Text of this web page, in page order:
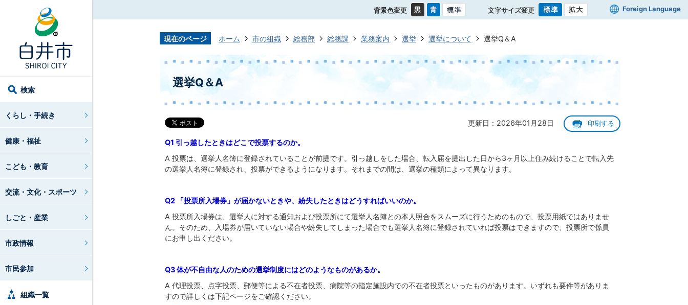
検索
くらし・手続き
健康・福祉
こども・教育
交流・文化・スポーツ
しごと・産業
市政情報
市民参加
組織一覧
背景色変更 文字サイズ変更 Foreign Language
現在のページ ホーム 市の組織 総務部 総務課 業務案内 選挙 選挙について 選挙Q＆A
選挙Q＆A
更新日：2026年01月28日 印刷する
Q1 引っ越したときはどこで投票するのか。
A 投票は、選挙人名簿に登録されていることが前提です。引っ越しをした場合、転入届を提出した日から3ヶ月以上住み続けることで転入先
の選挙人名簿に登録され、投票ができるようになります。それまでの間は、選挙の種類によって異なります。
Q2 「投票所入場券」が届かないときや、紛失したときはどうすればいいのか。
A 投票所入場券は、選挙人に対する通知および投票所にて選挙人名簿との本人照合をスムーズに行うためのもので、投票用紙ではありませ
ん。そのため、入場券が届いていない場合や紛失してしまった場合でも選挙人名簿に登録されていれば投票はできますので、投票所で係員
にお申し出ください。
Q3 体が不自由な人のための選挙制度にはどのようなものがあるか。
A 代理投票、点字投票、郵便等による不在者投票、病院等の指定施設内での不在者投票といったものがあります。いずれも要件等がありま
すので詳しくは下記ページをご確認ください。